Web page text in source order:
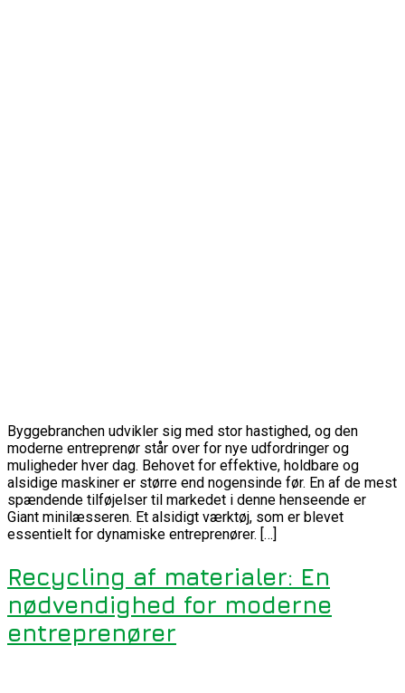
Byggebranchen udvikler sig med stor hastighed, og den
moderne entreprenør står over for nye udfordringer og
muligheder hver dag. Behovet for effektive, holdbare og
alsidige maskiner er større end nogensinde før. En af de mest
spændende tilføjelser til markedet i denne henseende er
Giant minilæsseren. Et alsidigt værktøj, som er blevet
essentielt for dynamiske entreprenører. […]
Recycling af materialer: En
nødvendighed for moderne
entreprenører